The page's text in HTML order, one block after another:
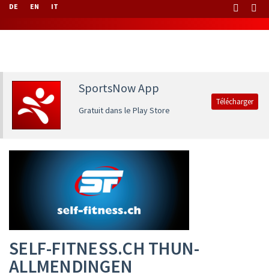
DE EN IT
SportsNow App
Gratuit dans le Play Store
Télécharger
SELF-FITNESS.CH THUN-
ALLMENDINGEN